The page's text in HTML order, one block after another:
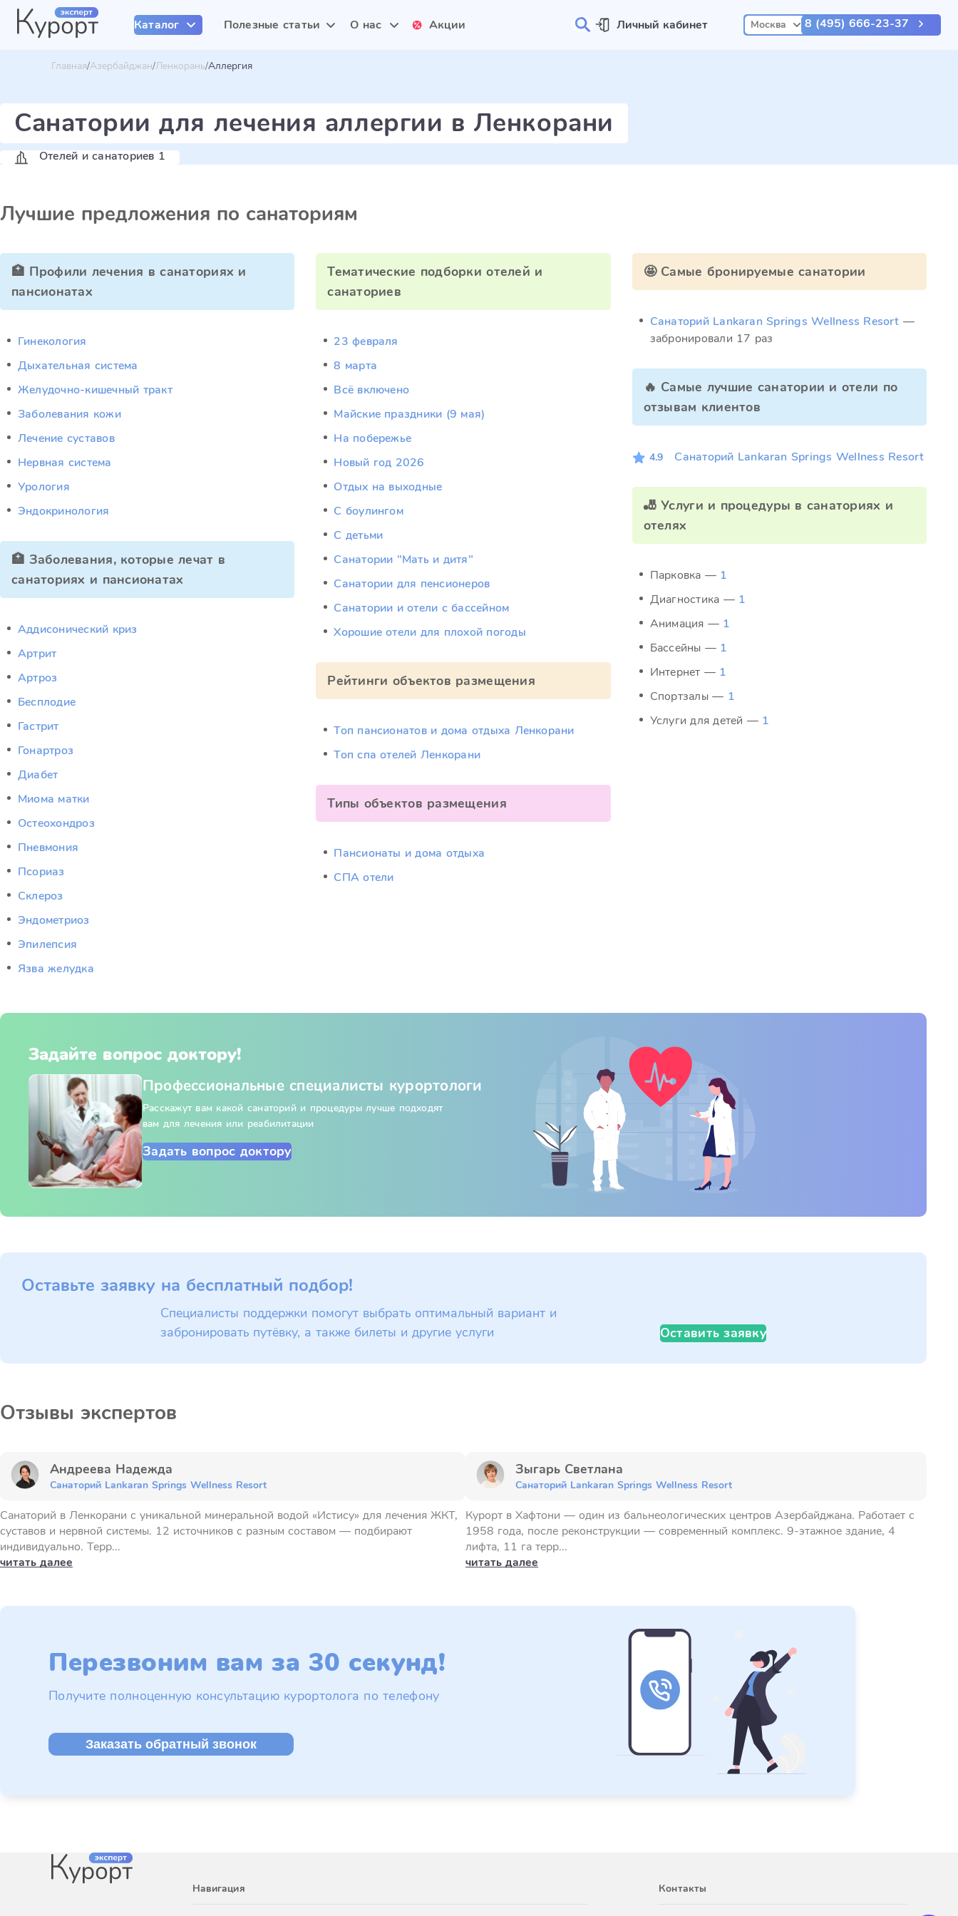
Каталог Полезные статьи О нас Акции Личный кабинет Москва 8 (495) 666-23-37
Главная Азербайджан Ленкорань Аллергия
Санатории для лечения аллергии в Ленкорани
Отелей и санаториев 1
Лучшие предложения по санаториям
🏥 Профили лечения в санаториях и
пансионатах
Гинекология
Дыхательная система
Желудочно-кишечный тракт
Заболевания кожи
Лечение суставов
Нервная система
Урология
Эндокринология
🏥 Заболевания, которые лечат в
санаториях и пансионатах
Аддисонический криз
Артрит
Артроз
Бесплодие
Гастрит
Гонартроз
Диабет
Миома матки
Остеохондроз
Пневмония
Псориаз
Склероз
Эндометриоз
Эпилепсия
Язва желудка
Тематические подборки отелей и
санаториев
23 февраля
8 марта
Всё включено
Майские праздники (9 мая)
На побережье
Новый год 2026
Отдых на выходные
С боулингом
С детьми
Санатории "Мать и дитя"
Санатории для пенсионеров
Санатории и отели с бассейном
Хорошие отели для плохой погоды
Рейтинги объектов размещения
Топ пансионатов и дома отдыха Ленкорани
Топ спа отелей Ленкорани
Типы объектов размещения
Пансионаты и дома отдыха
СПА отели
🤩 Самые бронируемые санатории
Санаторий Lankaran Springs Wellness Resort —
забронировали 17 раз
🔥 Самые лучшие санатории и отели по
отзывам клиентов
4.9 Санаторий Lankaran Springs Wellness Resort
🎳 Услуги и процедуры в санаториях и
отелях
Парковка — 1
Диагностика — 1
Анимация — 1
Бассейны — 1
Интернет — 1
Спортзалы — 1
Услуги для детей — 1
Задайте вопрос доктору!
Профессиональные специалисты курортологи
Расскажут вам какой санаторий и процедуры лучше подходят
вам для лечения или реабилитации
Задать вопрос доктору
Оставьте заявку на бесплатный подбор!
Специалисты поддержки помогут выбрать оптимальный вариант и
забронировать путёвку, а также билеты и другие услуги
Оставить заявку
Отзывы экспертов
Андреева Надежда
Санаторий Lankaran Springs Wellness Resort
Санаторий в Ленкорани с уникальной минеральной водой «Истису» для лечения ЖКТ,
суставов и нервной системы. 12 источников с разным составом — подбирают
индивидуально. Терр...
читать далее
Зыгарь Светлана
Санаторий Lankaran Springs Wellness Resort
Курорт в Хафтони — один из бальнеологических центров Азербайджана. Работает с
1958 года, после реконструкции — современный комплекс. 9-этажное здание, 4
лифта, 11 га терр...
читать далее
Перезвоним вам за 30 секунд!
Получите полноценную консультацию курортолога по телефону
Заказать обратный звонок
Навигация Контакты